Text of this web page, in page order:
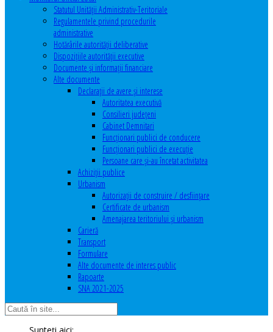
Statutul Unităţii Administrativ-Teritoriale
Regulamentele privind procedurile
administrative
Hotărârile autorităţii deliberative
Dispoziţiile autorităţii executive
Documente şi informaţii financiare
Alte documente
Declaraţii de avere şi interese
Autoritatea executivă
Consilieri judeţeni
Cabinet Demnitari
Funcţionari publici de conducere
Funcționari publici de execuție
Persoane care şi-au încetat activitatea
Achiziţii publice
Urbanism
Autorizații de construire / desființare
Certificate de urbanism
Amenajarea teritoriului şi urbanism
Carieră
Transport
Formulare
Alte documente de interes public
Rapoarte
SNA 2021-2025